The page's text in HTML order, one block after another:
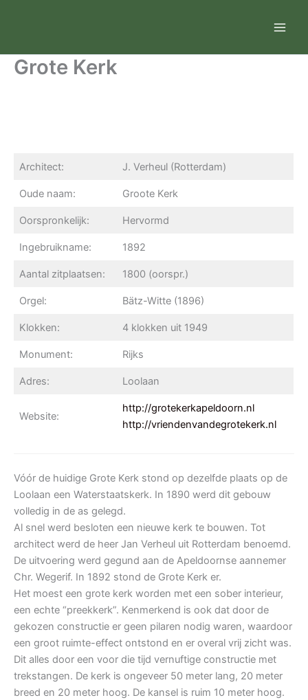
inhoudGrote Kerk
Architect: J. Verheul (Rotterdam)
Oude naam: Groote Kerk
Oorspronkelijk: Hervormd
Ingebruikname: 1892
Aantal zitplaatsen: 1800 (oorspr.)
Orgel: Bätz-Witte (1896)
Klokken: 4 klokken uit 1949
Monument: Rijks
Adres: Loolaan
Website:
http://grotekerkapeldoorn.nl
http://vriendenvandegrotekerk.nl
Vóór de huidige Grote Kerk stond op dezelfde plaats op de
Loolaan een Waterstaatskerk. In 1890 werd dit gebouw
volledig in de as gelegd.
Al snel werd besloten een nieuwe kerk te bouwen. Tot
architect werd de heer Jan Verheul uit Rotterdam benoemd.
De uitvoering werd gegund aan de Apeldoornse aannemer
Chr. Wegerif. In 1892 stond de Grote Kerk er.
Het moest een grote kerk worden met een sober interieur,
een echte “preekkerk”. Kenmerkend is ook dat door de
gekozen constructie er geen pilaren nodig waren, waardoor
een groot ruimte-effect ontstond en er overal vrij zicht was.
Dit alles door een voor die tijd vernuftige constructie met
trekstangen. De kerk is ongeveer 50 meter lang, 20 meter
breed en 20 meter hoog. De kansel is ruim 10 meter hoog.